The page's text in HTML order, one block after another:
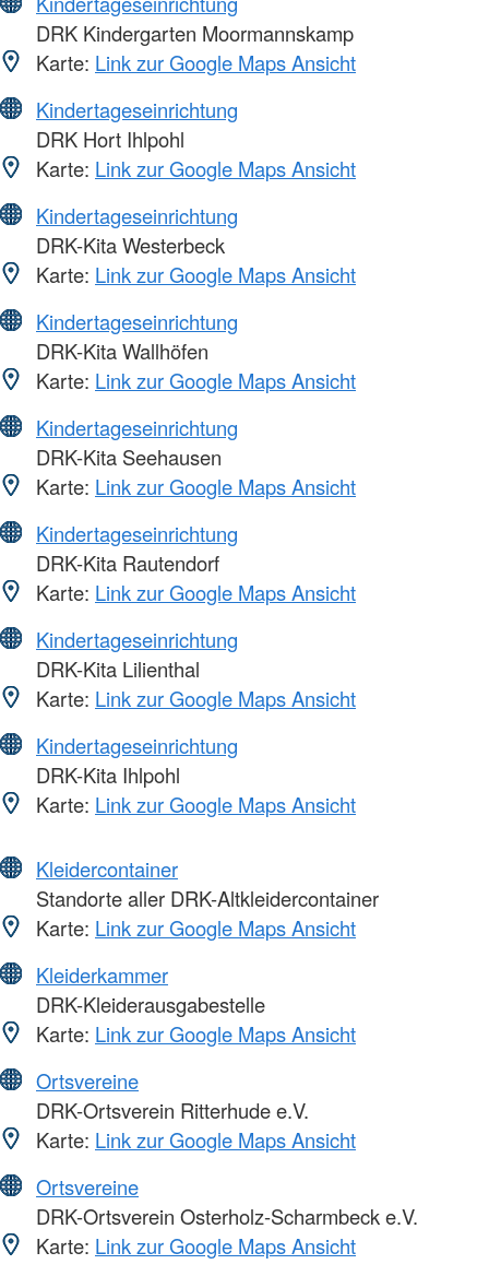
DRK Kindergarten Moormannskamp
Karte: Link zur Google Maps Ansicht
Kindertageseinrichtung
DRK Hort Ihlpohl
Karte: Link zur Google Maps Ansicht
Kindertageseinrichtung
DRK-Kita Westerbeck
Karte: Link zur Google Maps Ansicht
Kindertageseinrichtung
DRK-Kita Wallhöfen
Karte: Link zur Google Maps Ansicht
Kindertageseinrichtung
DRK-Kita Seehausen
Karte: Link zur Google Maps Ansicht
Kindertageseinrichtung
DRK-Kita Rautendorf
Karte: Link zur Google Maps Ansicht
Kindertageseinrichtung
DRK-Kita Lilienthal
Karte: Link zur Google Maps Ansicht
Kindertageseinrichtung
DRK-Kita Ihlpohl
Karte: Link zur Google Maps Ansicht
Kleidercontainer
Standorte aller DRK-Altkleidercontainer
Karte: Link zur Google Maps Ansicht
Kleiderkammer
DRK-Kleiderausgabestelle
Karte: Link zur Google Maps Ansicht
Ortsvereine
DRK-Ortsverein Ritterhude e.V.
Karte: Link zur Google Maps Ansicht
Ortsvereine
DRK-Ortsverein Osterholz-Scharmbeck e.V.
Karte: Link zur Google Maps Ansicht